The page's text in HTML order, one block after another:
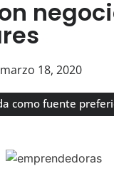
marzo 18, 2020
como fuente